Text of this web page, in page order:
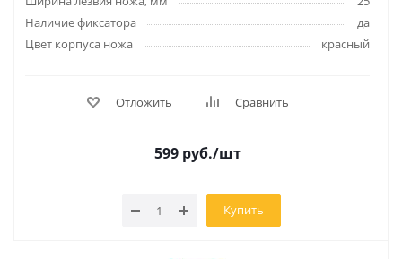
Наличие фиксатора
да
Цвет корпуса ножа
красный
Отложить Сравнить
599 руб./шт
Купить